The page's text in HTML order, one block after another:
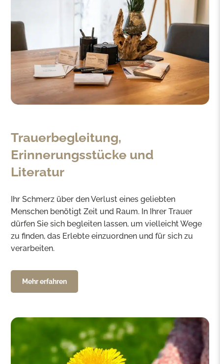
Trauerbegleitung,
Erinnerungsstücke und
Literatur
Ihr Schmerz über den Verlust eines geliebten
Menschen benötigt Zeit und Raum. In Ihrer Trauer
dürfen Sie sich begleiten lassen, um vielleicht Wege
zu finden, das Erlebte einzuordnen und für sich zu
verarbeiten.
Mehr erfahren